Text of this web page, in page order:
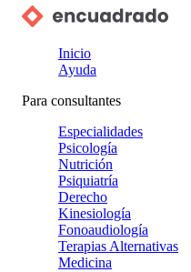
Inicio
Ayuda
Para consultantes
Especialidades
Psicología
Nutrición
Psiquiatría
Derecho
Kinesiología
Fonoaudiología
Terapias Alternativas
Medicina